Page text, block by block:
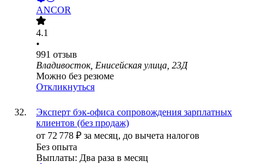
ANCOR
4.1
•
991 отзыв
Владивосток, Енисейская улица, 23Д
Можно без резюме
Откликнуться
Эксперт бэк-офиса сопровождения зарплатных
клиентов (без продаж)
от 72 778 ₽ за месяц, до вычета налогов
Без опыта
Выплаты: Два раза в месяц